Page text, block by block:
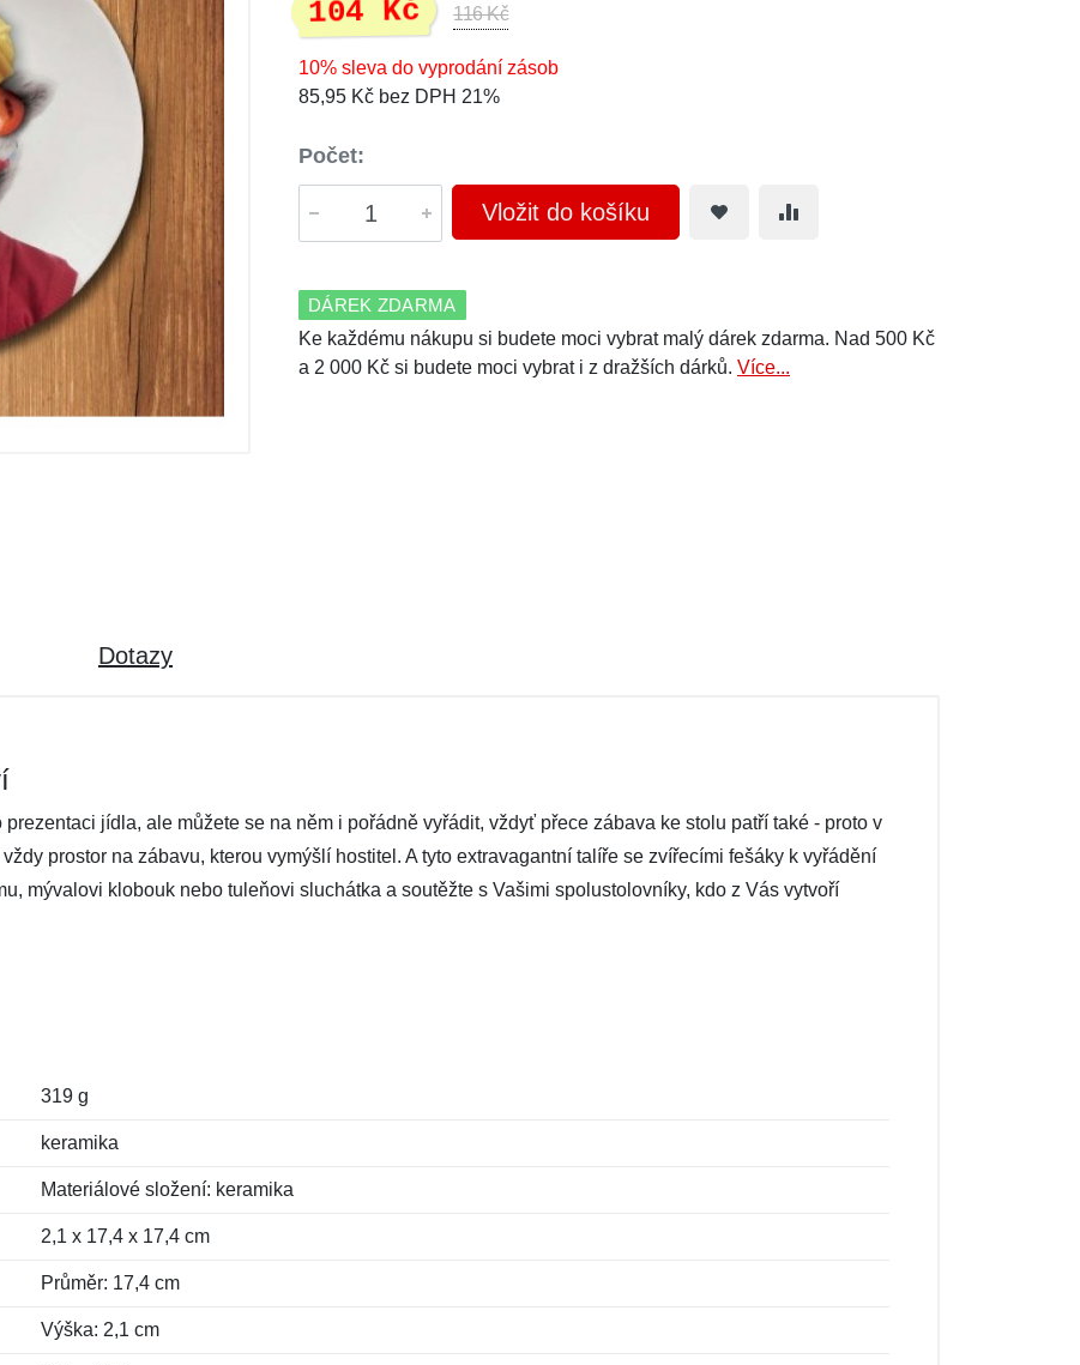
104 Kč 116 Kč
10% sleva do vyprodání zásob
85,95 Kč bez DPH 21%
Počet:
Vložit do košíku
DÁREK ZDARMA
Ke každému nákupu si budete moci vybrat malý dárek zdarma. Nad 500 Kč
a 2 000 Kč si budete moci vybrat i z dražších dárků. Více...
Dotazy
jídla, ale můžete se na něm i pořádně vyřádit, vždyť přece zábava ke stolu patří také - proto v
prostor na zábavu, kterou vymýšlí hostitel. A tyto extravagantní talíře se zvířecími fešáky k vyřádění
mývalovi klobouk nebo tuleňovi sluchátka a soutěžte s Vašimi spolustolovníky, kdo z Vás vytvoří
319 g
keramika
Materiálové složení: keramika
2,1 x 17,4 x 17,4 cm
Průměr: 17,4 cm
Výška: 2,1 cm